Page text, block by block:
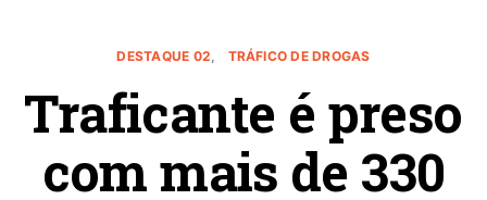
DESTAQUE 02 TRÁFICO DE DROGAS
Traficante é preso
com mais de 330